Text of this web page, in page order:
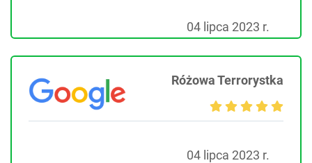
04 lipca 2023 r.
Różowa Terrorystka
04 lipca 2023 r.